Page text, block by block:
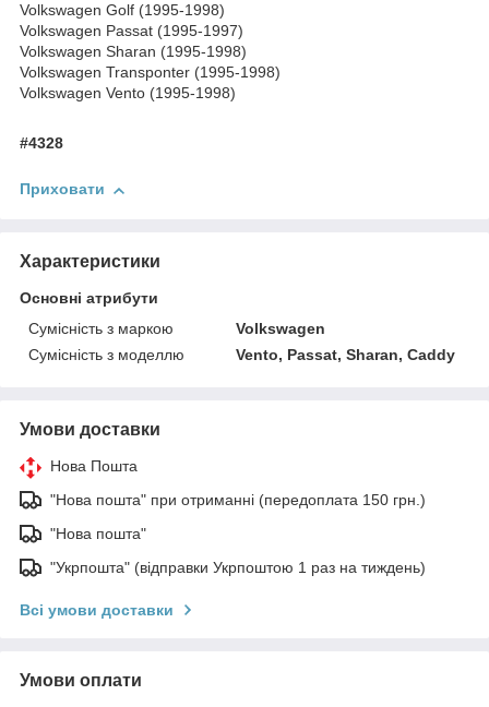
Volkswagen Golf (1995-1998)
Volkswagen Passat (1995-1997)
Volkswagen Sharan (1995-1998)
Volkswagen Transponter (1995-1998)
Volkswagen Vento (1995-1998)
#4328
Приховати
Характеристики
Основні атрибути
Сумісність з маркою
Volkswagen
Сумісність з моделлю
Vento, Passat, Sharan, Caddy
Умови доставки
Нова Пошта
"Нова пошта" при отриманні (передоплата 150 грн.)
"Нова пошта"
"Укрпошта" (відправки Укрпоштою 1 раз на тиждень)
Всі умови доставки
Умови оплати